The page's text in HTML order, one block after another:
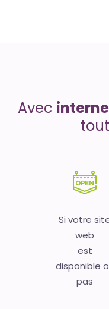
Avec
Si votre
web
est
disponible
pas